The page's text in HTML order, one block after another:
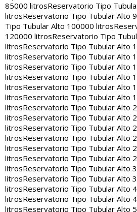
85000 litrosReservatorio Tipo
litrosReservatorio Tipo Tubular Alto
Tipo Tubular Alto 100000 litros
120000 litrosReservatorio Tipo
litrosReservatorio Tipo Tubular Alto
litrosReservatorio Tipo Tubular Alto
litrosReservatorio Tipo Tubular Alto
litrosReservatorio Tipo Tubular Alto
litrosReservatorio Tipo Tubular Alto
litrosReservatorio Tipo Tubular Alto
litrosReservatorio Tipo Tubular Alto
litrosReservatorio Tipo Tubular Alto
litrosReservatorio Tipo Tubular Alto
litrosReservatorio Tipo Tubular Alto
litrosReservatorio Tipo Tubular Alto
litrosReservatorio Tipo Tubular Alto
litrosReservatorio Tipo Tubular Alto
litrosReservatorio Tipo Tubular Alto
litrosReservatorio Tipo Tubular Alto
litrosReservatorio Tipo Tubular Alto
litrosReservatorio Tipo Tubular Alto